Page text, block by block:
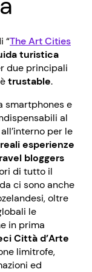
“The Art Cities
turistica
due principali
trustable.
smartphones e
al
per le
reali esperienze
bloggers
di tutto il
ci sono anche
oltre
le
in prima
Città d’Arte
limitrofe,
ed